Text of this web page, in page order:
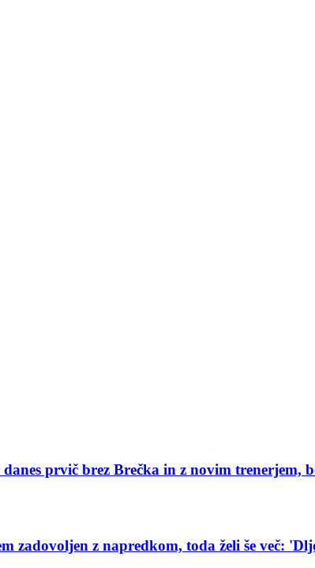
prvič brez Brečka in z novim trenerjem,
zadovoljen z napredkom, toda želi še več: